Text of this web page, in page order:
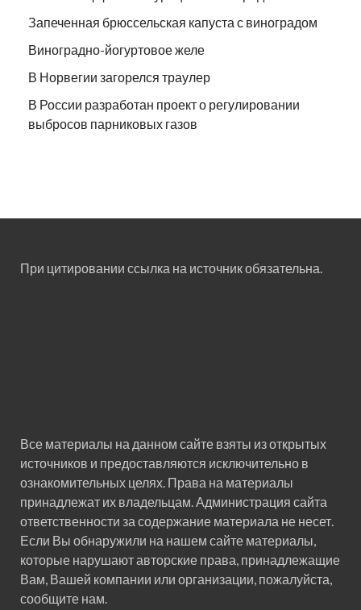
Запеченная брюссельская капуста с виноградом
Виноградно-йогуртовое желе
В Норвегии загорелся траулер
В России разработан проект о регулировании
выбросов парниковых газов
При цитировании ссылка на источник обязательна.
Все материалы на данном сайте взяты из открытых
источников и предоставляются исключительно в
ознакомительных целях. Права на материалы
принадлежат их владельцам. Администрация сайта
ответственности за содержание материала не несет.
Если Вы обнаружили на нашем сайте материалы,
которые нарушают авторские права, принадлежащие
Вам, Вашей компании или организации, пожалуйста,
сообщите нам.